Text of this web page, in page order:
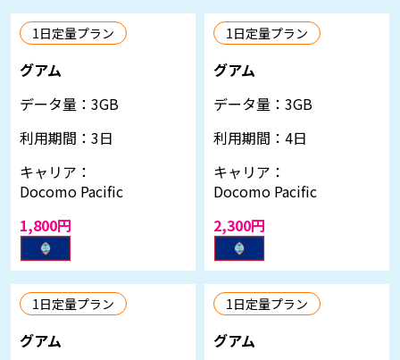
1日定量プラン
グアム
データ量： 3GB
利用期間： 3日
キャリア：
Docomo Pacific
1,800円
1日定量プラン
グアム
データ量： 3GB
利用期間： 4日
キャリア：
Docomo Pacific
2,300円
1日定量プラン
グアム
1日定量プラン
グアム